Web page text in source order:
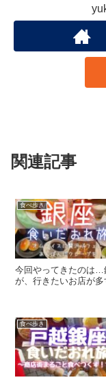
関連記事
食べ歩き
今回やってきたのは…
が、行きたいお店が
食べ歩き